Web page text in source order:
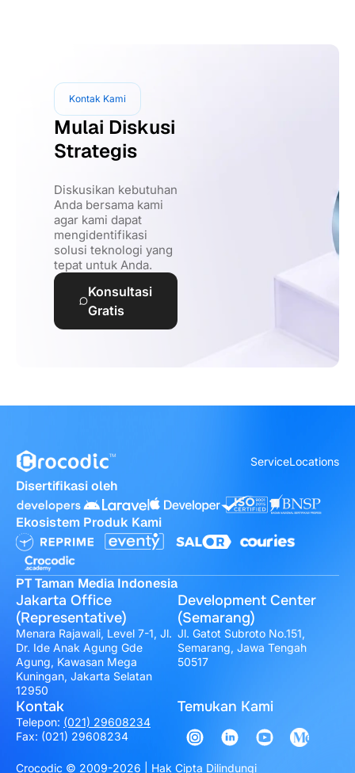
Kontak Kami
Mulai Diskusi
Strategis
Diskusikan kebutuhan
Anda bersama kami
agar kami dapat
mengidentifikasi
solusi teknologi yang
tepat untuk Anda.
Konsultasi
Gratis
ServiceLocations
Disertifikasi oleh
Ekosistem Produk Kami
PT Taman Media Indonesia
Jakarta Office
(Representative)
Menara Rajawali, Level 7-1, Jl.
Dr. Ide Anak Agung Gde
Agung, Kawasan Mega
Kuningan, Jakarta Selatan
12950
Development Center
(Semarang)
Jl. Gatot Subroto No.151,
Semarang, Jawa Tengah
50517
Kontak
Telepon: (021) 29608234
Fax: (021) 29608234
Temukan Kami
Crocodic © 2009-2026 | Hak Cipta Dilindungi